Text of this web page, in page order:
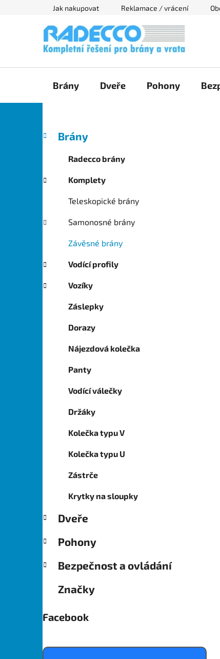
Jak nakupovat Reklamace / vrácení
Brány Dveře Pohony
P
r
n
a
e
kategorie
a
o
e
Brány
Radecco brány
Komplety
Teleskopické brány
Samonosné brány
Závěsné brány
Vodící profily
Vozíky
Záslepky
Dorazy
Nájezdová kolečka
Panty
Vodící válečky
Držáky
Kolečka typu V
Kolečka typu U
Zástrče
Krytky na sloupky
Dveře
Pohony
Bezpečnost a ovládání
Značky
Facebook